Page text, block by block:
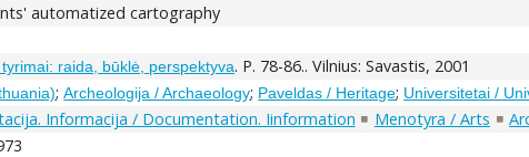
automatized cartography
raida, būklė, perspektyva. P. 78-86.. Vilnius: Savastis, 2001
;Archeologija / Archaeology; Paveldas / Heritage; Universitetai /
Informacija / Documentation. Iinformation Menotyra / Arts